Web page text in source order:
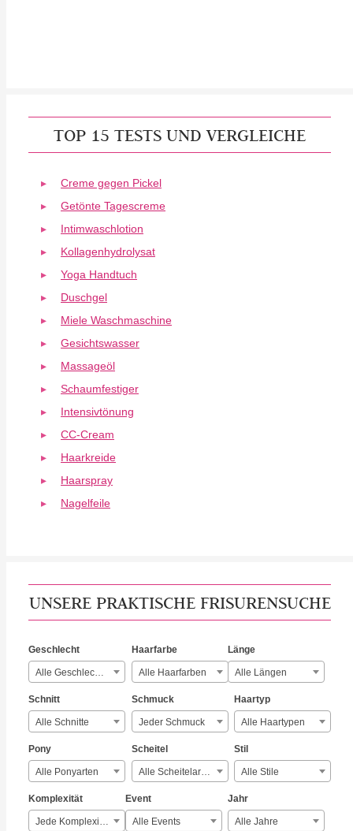
TOP 15 TESTS UND VERGLEICHE
Creme gegen Pickel
Getönte Tagescreme
Intimwaschlotion
Kollagenhydrolysat
Yoga Handtuch
Duschgel
Miele Waschmaschine
Gesichtswasser
Massageöl
Schaumfestiger
Intensivtönung
CC-Cream
Haarkreide
Haarspray
Nagelfeile
UNSERE PRAKTISCHE FRISURENSUCHE
Geschlecht
Alle Geschlechter
Haarfarbe
Alle Haarfarben
Länge
Alle Längen
Schnitt
Alle Schnitte
Schmuck
Jeder Schmuck
Haartyp
Alle Haartypen
Pony
Alle Ponyarten
Scheitel
Alle Scheitelarten
Stil
Alle Stile
Komplexität
Jede Komplexität
Event
Alle Events
Jahr
Alle Jahre